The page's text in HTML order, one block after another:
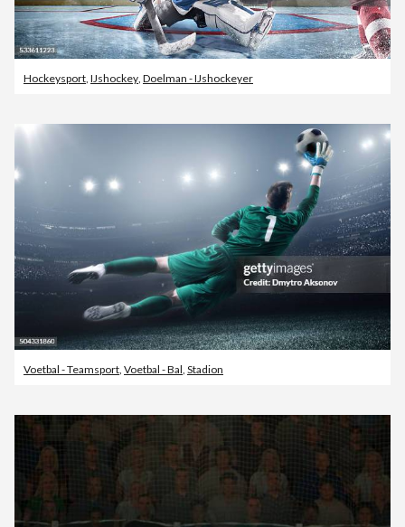
Hockeysport IJshockey Doelman - IJshockeyer
Voetbal - Teamsport Voetbal - Bal Stadion